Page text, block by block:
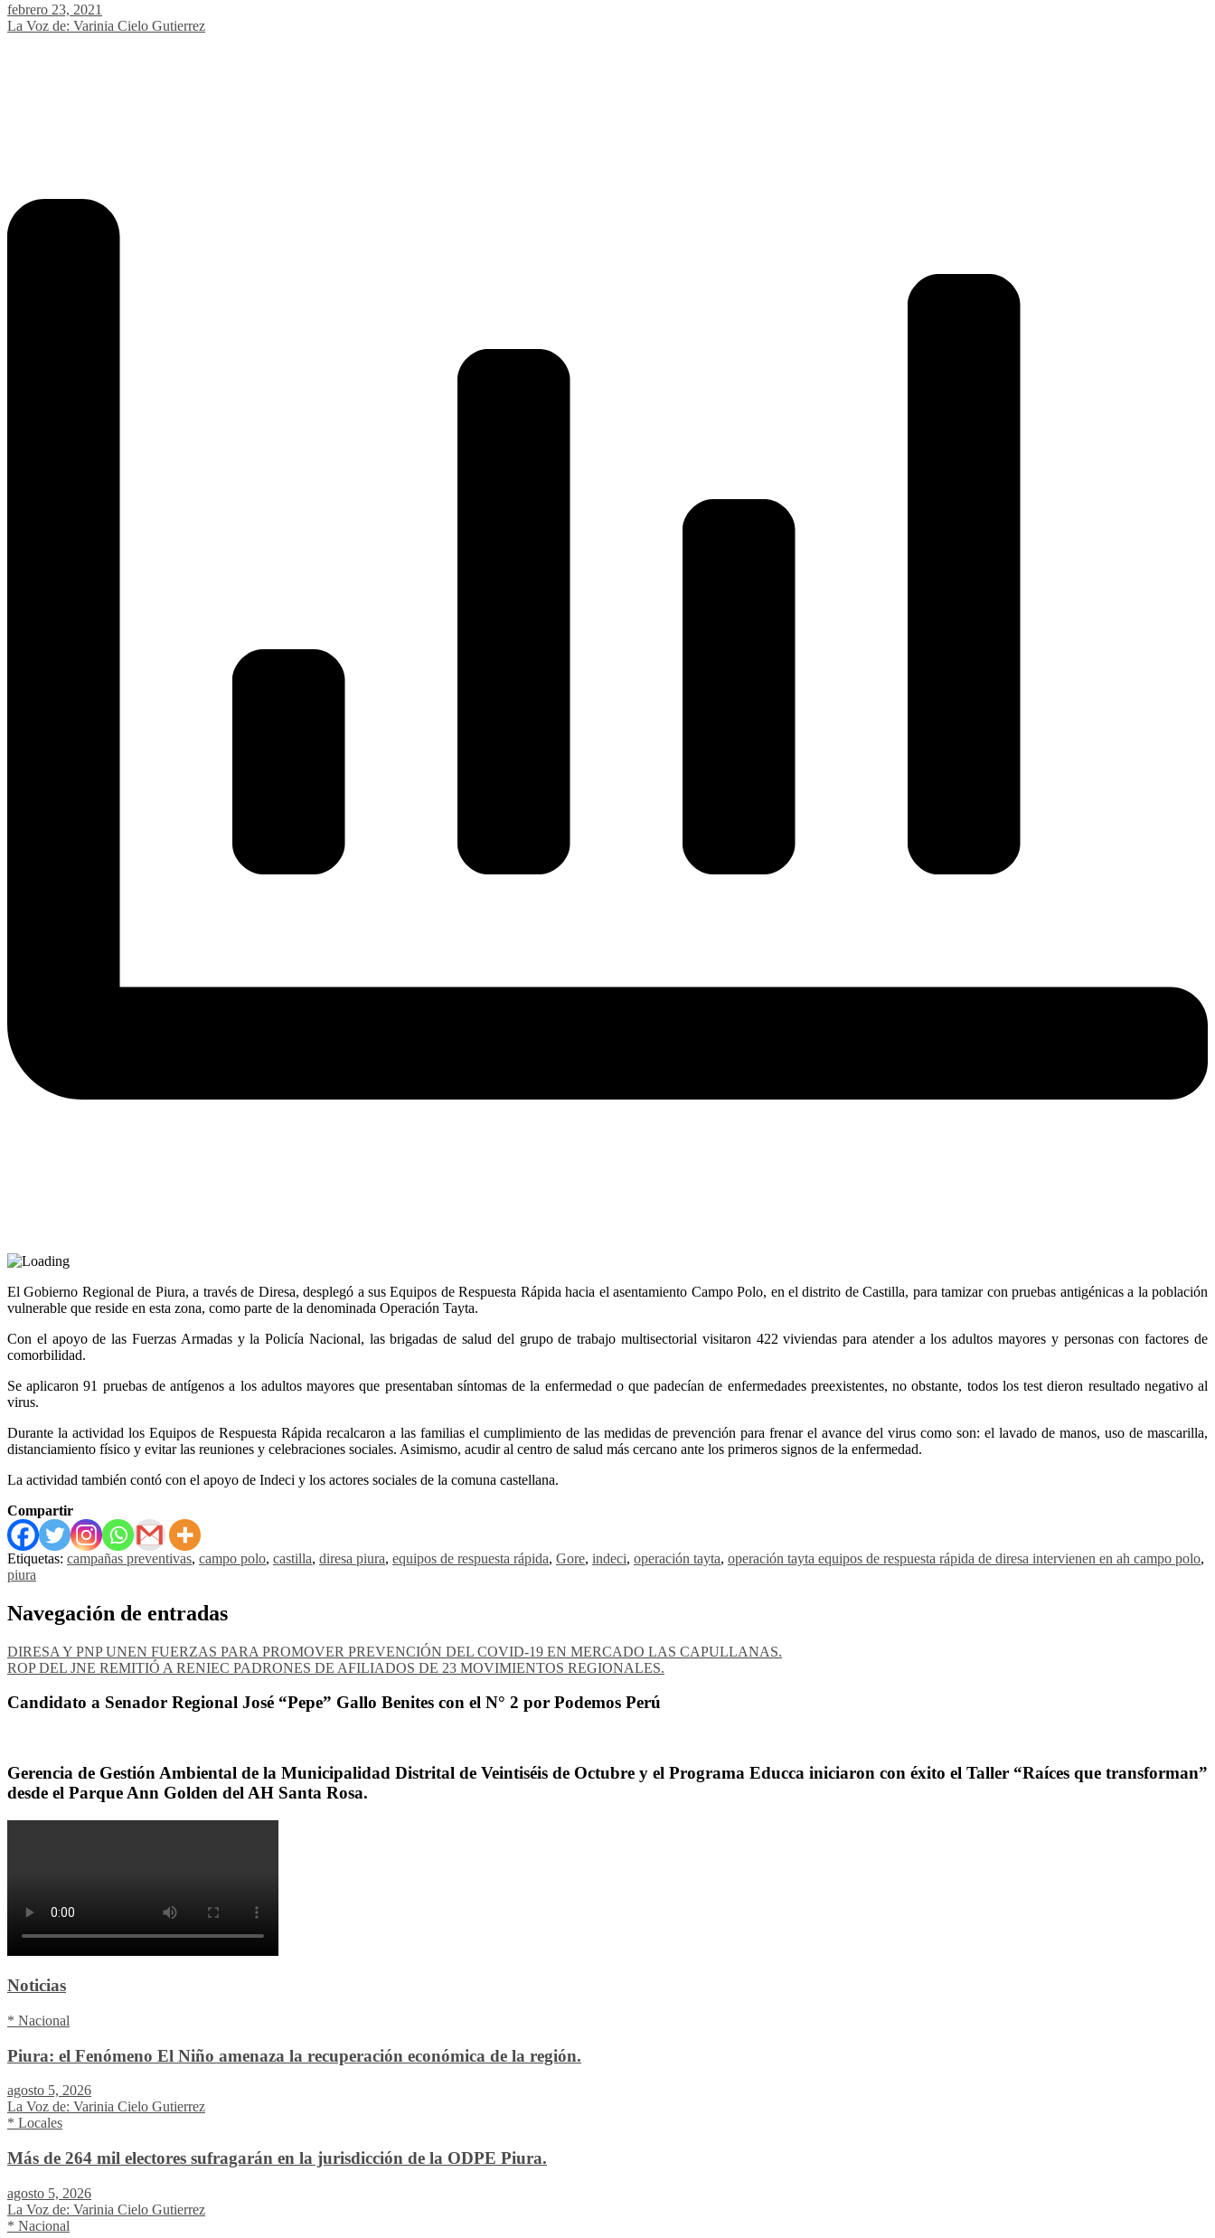
febrero 23, 2021
La Voz de: Varinia Cielo Gutierrez
El Gobierno Regional de Piura, a través de Diresa, desplegó a sus Equipos de Respuesta Rápida hacia el asentamiento Campo Polo, en el distrito de Castilla, para tamizar con pruebas antigénicas a la población
vulnerable que reside en esta zona, como parte de la denominada Operación Tayta.
Con el apoyo de las Fuerzas Armadas y la Policía Nacional, las brigadas de salud del grupo de trabajo multisectorial visitaron 422 viviendas para atender a los adultos mayores y personas con factores de
comorbilidad.
Se aplicaron 91 pruebas de antígenos a los adultos mayores que presentaban síntomas de la enfermedad o que padecían de enfermedades preexistentes, no obstante, todos los test dieron resultado negativo al
virus.
Durante la actividad los Equipos de Respuesta Rápida recalcaron a las familias el cumplimiento de las medidas de prevención para frenar el avance del virus como son: el lavado de manos, uso de mascarilla,
distanciamiento físico y evitar las reuniones y celebraciones sociales. Asimismo, acudir al centro de salud más cercano ante los primeros signos de la enfermedad.
La actividad también contó con el apoyo de Indeci y los actores sociales de la comuna castellana.
Compartir
Etiquetas: campañas preventivas, campo polo, castilla, diresa piura, equipos de respuesta rápida, Gore, indeci, operación tayta, operación tayta equipos de respuesta rápida de diresa intervienen en ah campo polo,
piura
Navegación de entradas
DIRESA Y PNP UNEN FUERZAS PARA PROMOVER PREVENCIÓN DEL COVID-19 EN MERCADO LAS CAPULLANAS.
ROP DEL JNE REMITIÓ A RENIEC PADRONES DE AFILIADOS DE 23 MOVIMIENTOS REGIONALES.
Candidato a Senador Regional José “Pepe” Gallo Benites con el N° 2 por Podemos Perú
Gerencia de Gestión Ambiental de la Municipalidad Distrital de Veintiséis de Octubre y el Programa Educca iniciaron con éxito el Taller “Raíces que transforman”
desde el Parque Ann Golden del AH Santa Rosa.
Noticias
* Nacional
Piura: el Fenómeno El Niño amenaza la recuperación económica de la región.
agosto 5, 2026
La Voz de: Varinia Cielo Gutierrez
* Locales
Más de 264 mil electores sufragarán en la jurisdicción de la ODPE Piura.
agosto 5, 2026
La Voz de: Varinia Cielo Gutierrez
* Nacional